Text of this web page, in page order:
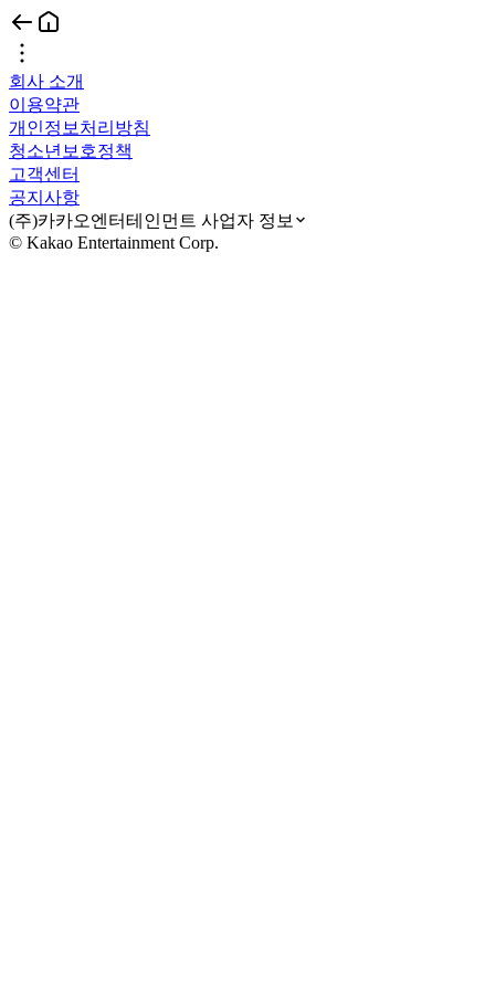
회사 소개
이용약관
개인정보처리방침
청소년보호정책
고객센터
공지사항
(주)카카오엔터테인먼트 사업자 정보
© Kakao Entertainment Corp.